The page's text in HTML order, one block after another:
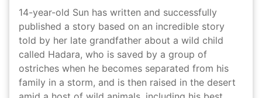
14-year-old Sun has written and successfully
published a story based on an incredible story
told by her late grandfather about a wild child
called Hadara, who is saved by a group of
ostriches when he becomes separated from his
family in a storm, and is then raised in the desert